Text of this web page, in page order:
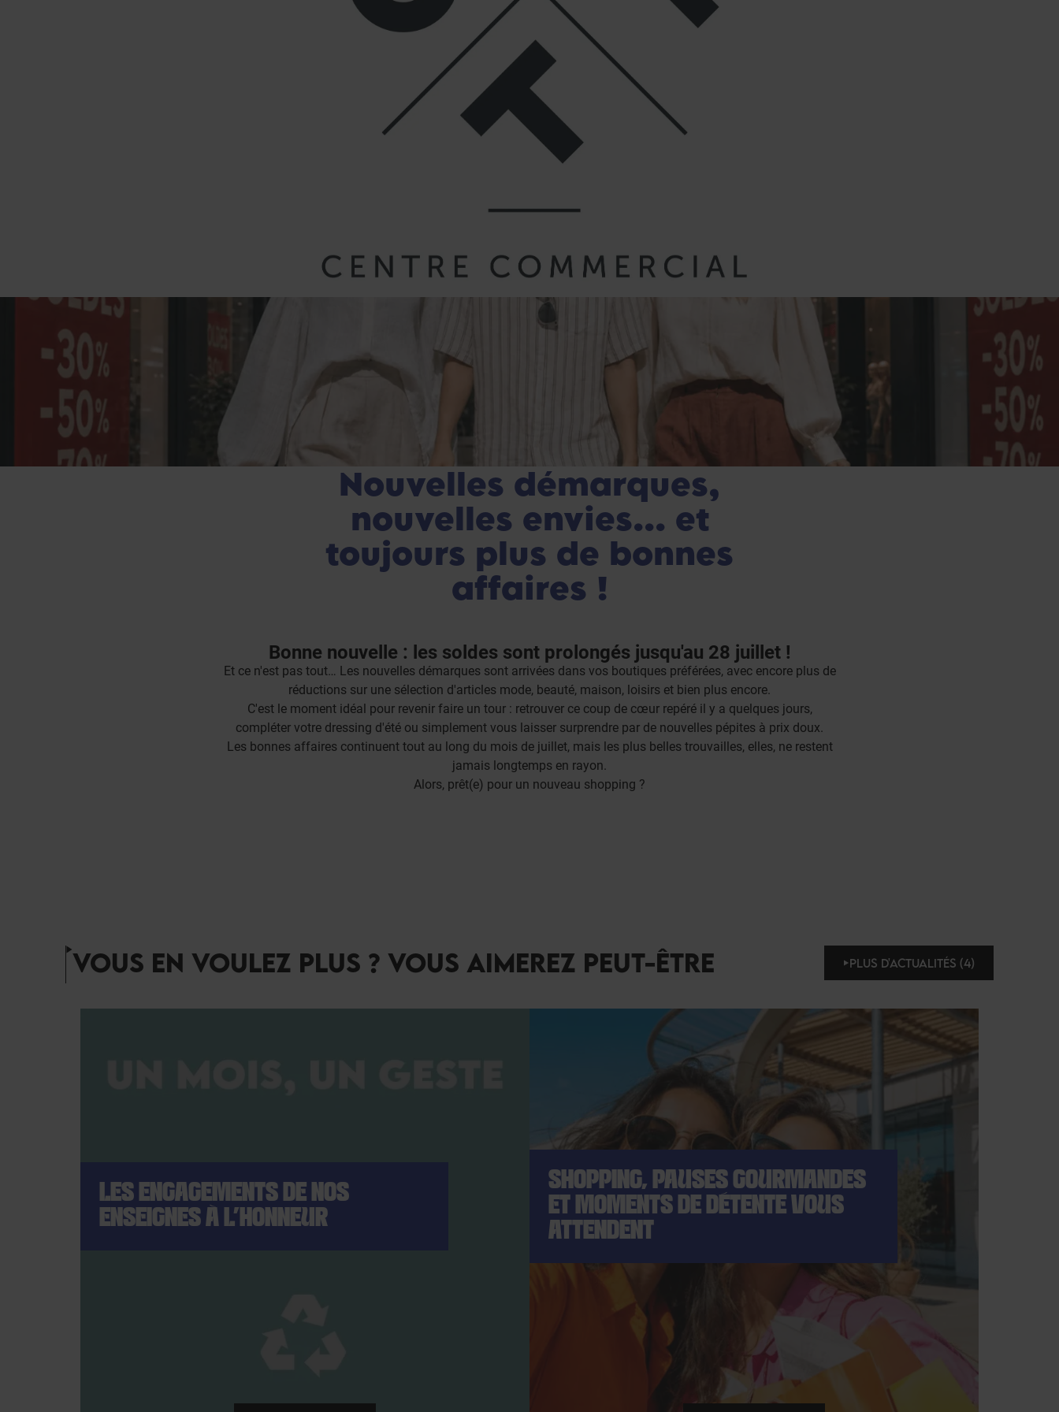
BOUTIQUES & RESTAURANTS BONS PLANS ÉVÉNEMENTS ET ACTUALITÉS
Nouvelles démarques,
nouvelles envies... et
toujours plus de bonnes
affaires !
Bonne nouvelle : les soldes sont prolongés jusqu'au 28 juillet !
Et ce n'est pas tout… Les nouvelles démarques sont arrivées dans vos boutiques préférées, avec encore plus de
réductions sur une sélection d'articles mode, beauté, maison, loisirs et bien plus encore.
C'est le moment idéal pour revenir faire un tour : retrouver ce coup de cœur repéré il y a quelques jours,
compléter votre dressing d'été ou simplement vous laisser surprendre par de nouvelles pépites à prix doux.
Les bonnes affaires continuent tout au long du mois de juillet, mais les plus belles trouvailles, elles, ne restent
jamais longtemps en rayon.
Alors, prêt(e) pour un nouveau shopping ?
VOUS EN VOULEZ PLUS ? VOUS AIMEREZ PEUT-ÊTRE PLUS D'ACTUALITÉS (4)
LES ENGAGEMENTS DE NOS
ENSEIGNES À L'HONNEUR
SHOPPING, PAUSES GOURMANDES
ET MOMENTS DE DÉTENTE VOUS
ATTENDENT